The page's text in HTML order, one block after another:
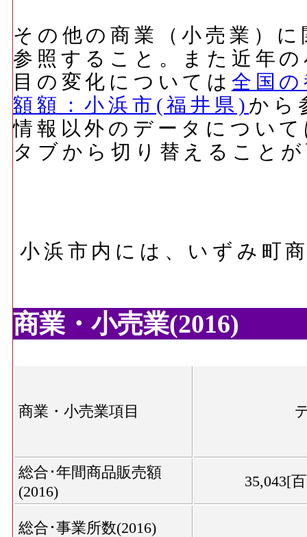
その他の商業（小売業）
参照すること。また近年
目の変化については 全国
額額：小浜市(福井県) から
情報以外のデータについ
タブから切り替えること
小浜市内には、いずみ町
商業・小売業(2016)
商業・小売業項目
総合･年間商品販売額
(2016)
35,043[
総合･事業所数(2016)